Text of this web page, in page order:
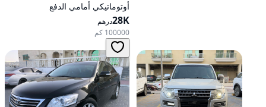
أوتوماتيكي أمامي الدفع
28Kدرهم
100000 كم